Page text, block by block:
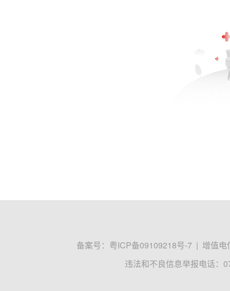
备案号： 粤ICP备09109218号-7 | 增值电
违法和不良信息举报电话：